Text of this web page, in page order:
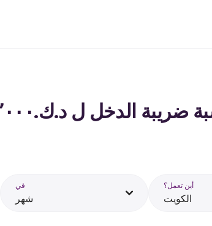
الدخل ل د.ك.‏٩٠٬٠٠٠ ‏ الراتب في الكويت - 2026
في
شهر
أين تعمل؟
الكويت